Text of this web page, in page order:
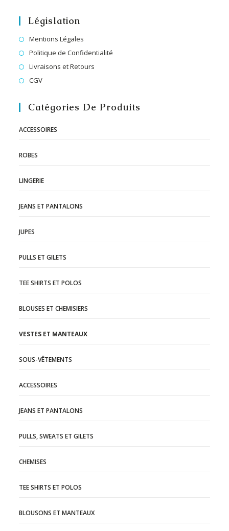
Législation
Mentions Légales
Politique de Confidentialité
Livraisons et Retours
CGV
Catégories De Produits
ACCESSOIRES
ROBES
LINGERIE
JEANS ET PANTALONS
JUPES
PULLS ET GILETS
TEE SHIRTS ET POLOS
BLOUSES ET CHEMISIERS
VESTES ET MANTEAUX
SOUS-VÊTEMENTS
ACCESSOIRES
JEANS ET PANTALONS
PULLS, SWEATS ET GILETS
CHEMISES
TEE SHIRTS ET POLOS
BLOUSONS ET MANTEAUX